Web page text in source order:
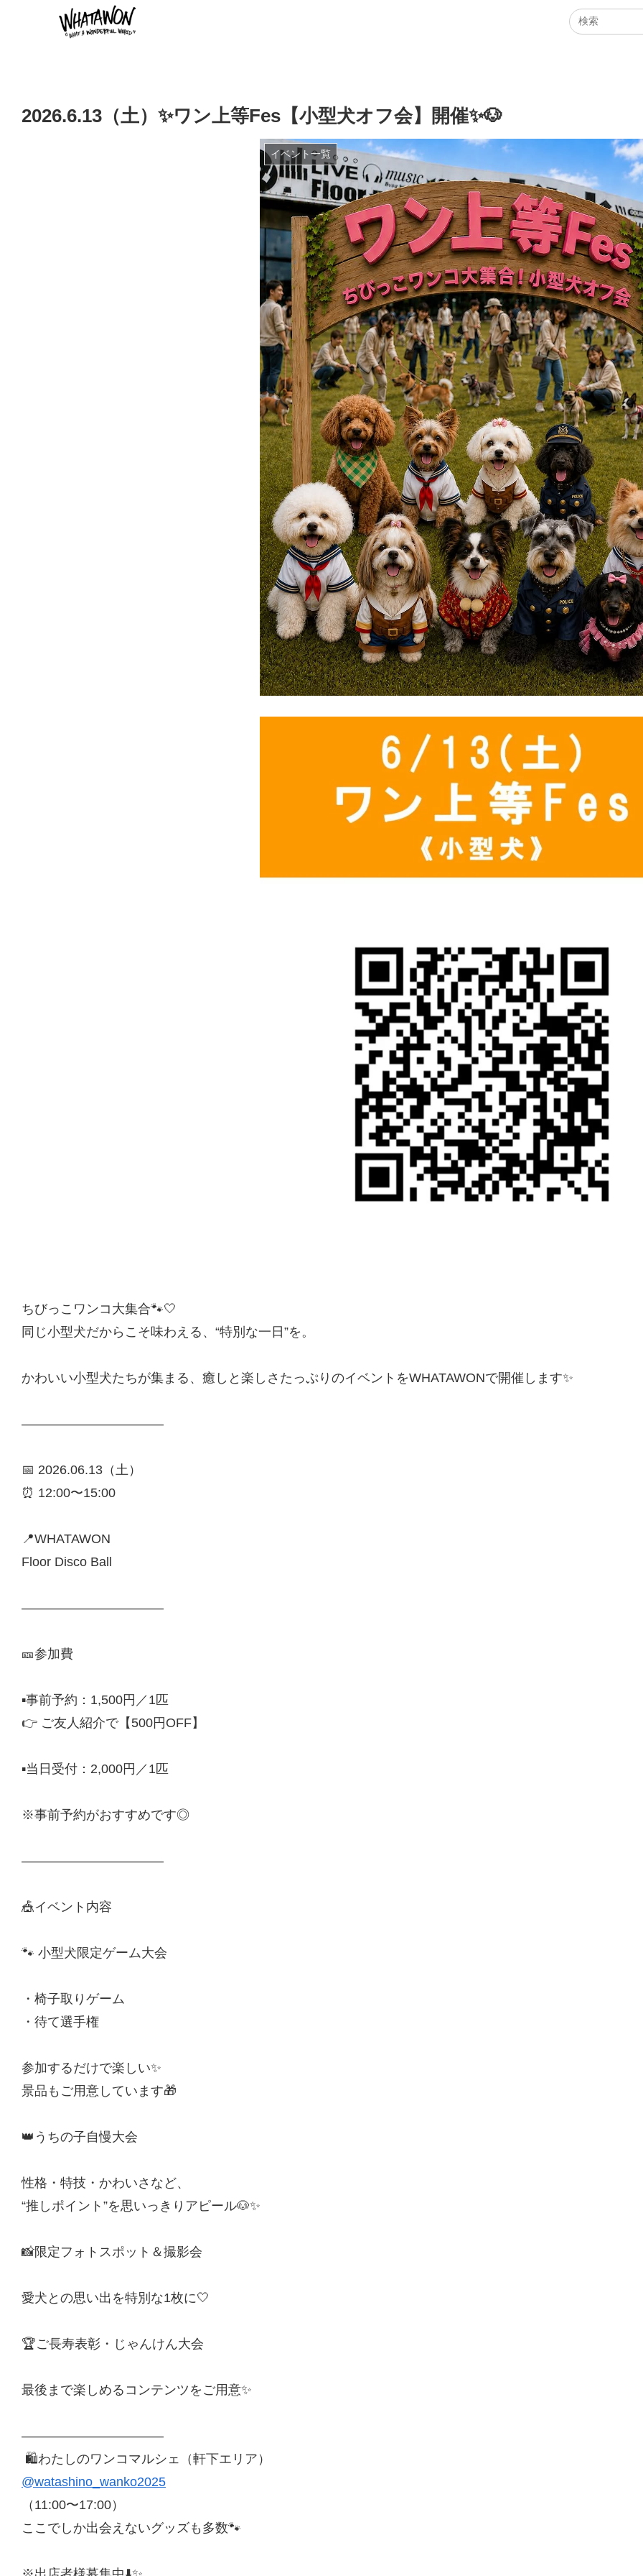
2026.6.13（土）✨ワン上等Fes【小型犬オフ会】開催✨🐶
イベント一覧
ちびっこワンコ大集合🐾🤍
同じ小型犬だからこそ味わえる、“特別な一日”を。
かわいい小型犬たちが集まる、癒しと楽しさたっぷりのイベントをWHATAWONで開催します✨
———————————
📅 2026.06.13（土）
⏰ 12:00〜15:00
📍WHATAWON
Floor Disco Ball
———————————
🎫参加費
▪事前予約：1,500円／1匹
👉 ご友人紹介で【500円OFF】
▪当日受付：2,000円／1匹
※事前予約がおすすめです◎
———————————
🎪イベント内容
🐾 小型犬限定ゲーム大会
・椅子取りゲーム
・待て選手権
参加するだけで楽しい✨
景品もご用意しています🎁
👑うちの子自慢大会
性格・特技・かわいさなど、
“推しポイント”を思いっきりアピール🐶✨
📸限定フォトスポット＆撮影会
愛犬との思い出を特別な1枚に🤍
🏆ご長寿表彰・じゃんけん大会
最後まで楽しめるコンテンツをご用意✨
———————————
🛍わたしのワンコマルシェ（軒下エリア）
@watashino_wanko2025
（11:00〜17:00）
ここでしか出会えないグッズも多数🐾